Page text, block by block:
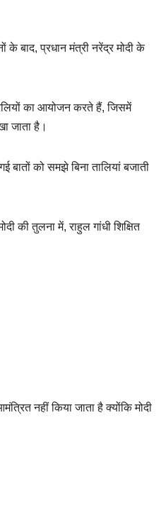
के बाद, प्रधान मंत्री नरेंद्र मोदी के
का आयोजन करते हैं, जिसमें
जाता है।
बातों को समझे बिना तालियां बजाती
की तुलना में, राहुल गांधी शिक्षित
नहीं किया जाता है क्योंकि मोदी